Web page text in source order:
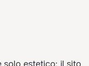
solo estetico: il sito